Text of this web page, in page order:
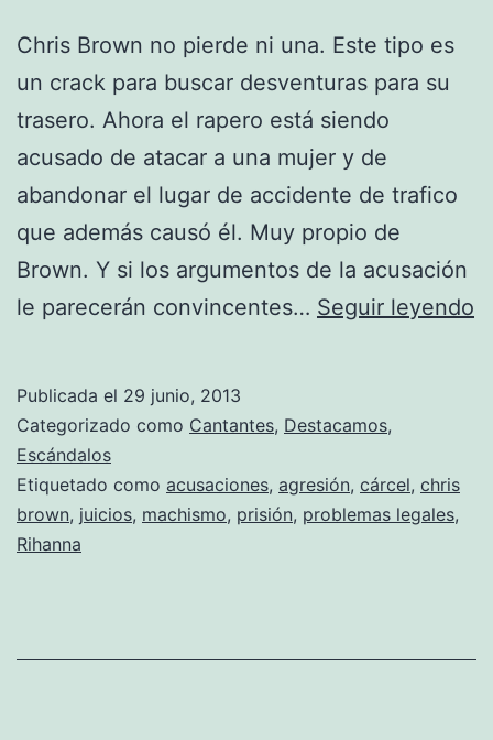
Chris Brown no pierde ni una. Este tipo es
un crack para buscar desventuras para su
trasero. Ahora el rapero está siendo
acusado de atacar a una mujer y de
abandonar el lugar de accidente de trafico
que además causó él. Muy propio de
Brown. Y si los argumentos de la acusación
le parecerán convincentes… Seguir leyendo
Publicada el 29 junio, 2013
Categorizado como Cantantes, Destacamos,
Escándalos
Etiquetado como acusaciones, agresión, cárcel, chris
brown, juicios, machismo, prisión, problemas legales,
Rihanna